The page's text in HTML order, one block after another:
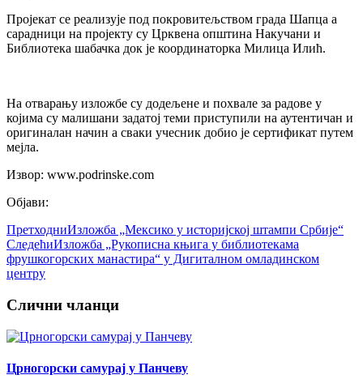
Пројекат се реализује под покровитељством града Шапца а
сарадници на пројекту су Црквена општина Накучани и
Библиотека шабачка док је координаторка Милица Илић.
На отварању изложбе су додељене и похвале за радове у
којима су малишани задатој теми приступили на аутентичан и
оригиналан начин а сваки учесник добио је сертификат путем
мејла.
Извор: www.podrinske.com
Објави:
ПретходниИзложба „Мексико у историјској штампи Србије“
СледећиИзложба „Рукописна књига у библиотекама
фрушкогорских манастира“ у Дигиталном омладинском
центру
Слични чланци
Црногорски самурај у Панчеву